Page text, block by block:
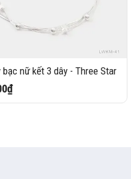
bạc nữ kết 3 dây - Three Star